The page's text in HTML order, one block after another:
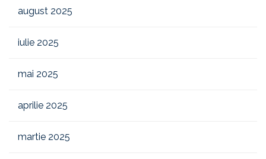
august 2025
iulie 2025
mai 2025
aprilie 2025
martie 2025